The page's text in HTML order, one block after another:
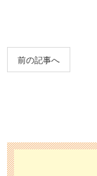
前の記事へ